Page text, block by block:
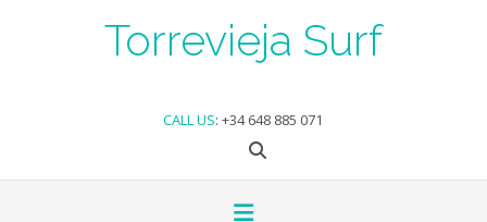
Torrevieja Surf
CALL US: +34 648 885 071